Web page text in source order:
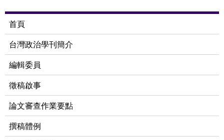
首頁
台灣政治學刊簡介
編輯委員
徵稿啟事
論文審查作業要點
撰稿體例